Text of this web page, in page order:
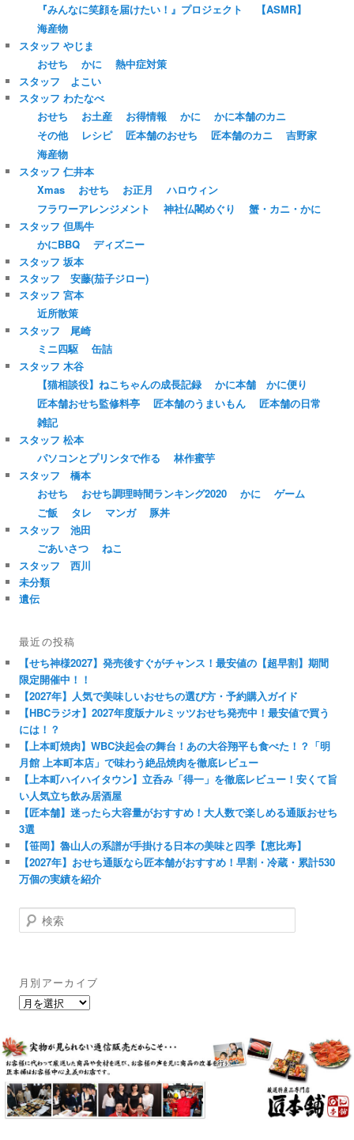
『みんなに笑顔を届けたい！』プロジェクト
【ASMR】
海産物
スタッフ やじま
おせち
かに
熱中症対策
スタッフ よこい
スタッフ わたなべ
おせち
お土産 お得情報 かに
かに本舗のカニ
その他
レシピ 匠本舗のおせち 匠本舗のカニ
吉野家
海産物
スタッフ 仁井本
Xmas
おせち お正月
ハロウィン
フラワーアレンジメント
神社仏閣めぐり
蟹・カニ・かに
スタッフ 但馬牛
かにBBQ
ディズニー
スタッフ 坂本
スタッフ 安藤(茄子ジロー)
スタッフ 宮本
近所散策
スタッフ 尾崎
ミニ四駆
缶詰
スタッフ 木谷
【猫相談役】ねこちゃんの成長記録
かに本舗 かに便り
匠本舗おせち監修料亭
匠本舗のうまいもん
匠本舗の日常
雑記
スタッフ 松本
パソコンとプリンタで作る
林作蜜芋
スタッフ 橋本
おせち
おせち調理時間ランキング2020 かに
ゲーム
ご飯
タレ マンガ
豚丼
スタッフ 池田
ごあいさつ
ねこ
スタッフ 西川
未分類
遺伝
最近の投稿
【せち神様2027】発売後すぐがチャンス！最安値の【超早割】期間
限定開催中！！
【2027年】人気で美味しいおせちの選び方・予約購入ガイド
【HBCラジオ】2027年度版ナルミッツおせち発売中！最安値で買う
には！？
【上本町焼肉】WBC決起会の舞台！あの大谷翔平も食べた！？「明
月館 上本町本店」で味わう絶品焼肉を徹底レビュー
【上本町ハイハイタウン】立呑み「得一」を徹底レビュー！安くて旨
い人気立ち飲み居酒屋
【匠本舗】迷ったら大容量がおすすめ！大人数で楽しめる通販おせち
3選
【笹岡】魯山人の系譜が手掛ける日本の美味と四季【恵比寿】
【2027年】おせち通販なら匠本舗がおすすめ！早割・冷蔵・累計530
万個の実績を紹介
検
索
月別アーカイブ
月
ー
カ
イ
ブ